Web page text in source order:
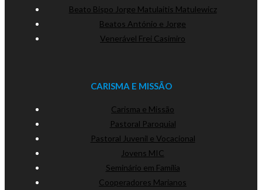
Beato Bispo Jorge Matulaitis Matulewicz
Beatos António e Jorge
Venerável Frei Casimiro
CARISMA E MISSÃO
Carisma e Missão
Pastoral Paroquial
Pastoral Juvenil e Vocacional
Jovens MIC
Seminário em Família
Cooperadores Marianos